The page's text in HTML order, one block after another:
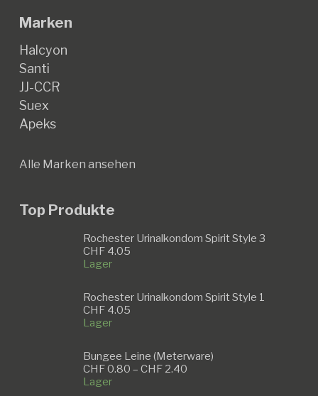
Marken
Halcyon
Santi
JJ-CCR
Suex
Apeks
Alle Marken ansehen
Top Produkte
Rochester Urinalkondom Spirit Style 3
CHF4.05
Lager
Rochester Urinalkondom Spirit Style 1
CHF4.05
Lager
Bungee Leine (Meterware)
CHF0.80 – CHF2.40Preisspanne:
Lager